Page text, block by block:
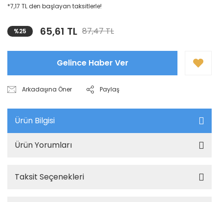
*7,17 TL den başlayan taksitlerle!
%25 65,61 TL 87,47 TL
Gelince Haber Ver
Arkadaşına Öner Paylaş
Ürün Bilgisi
Ürün Yorumları
Taksit Seçenekleri